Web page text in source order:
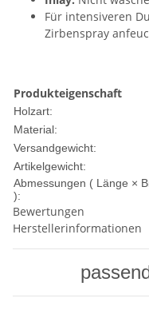
Für intensiveren
Zirbenspray
Produkteigenschaft
Holzart:
Material:
Versandgewicht:
Artikelgewicht:
Abmessungen ( Länge ×
):
Bewertungen
Herstellerinformationen